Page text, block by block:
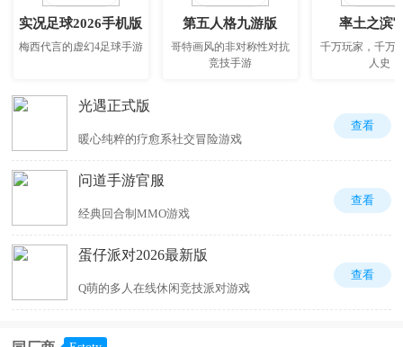
实况足球2026手机版
梅西代言的虚幻4足球手游
第五人格九游版
哥特画风的非对称性对抗
竞技手游
率土之滨
千万玩家，千万
人史
光遇正式版
暖心纯粹的疗愈系社交冒险游戏
查看
问道手游官服
经典回合制MMO游戏
查看
蛋仔派对2026最新版
Q萌的多人在线休闲竞技派对游戏
查看